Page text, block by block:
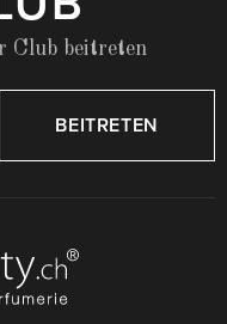
Club beitreten
BEITRETEN